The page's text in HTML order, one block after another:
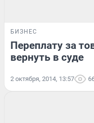
БИЗНЕС
Переплату за
вернуть в суде
2 октября, 2014, 13:57